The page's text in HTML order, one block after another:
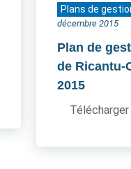
Plans de
décembre 2015
Plan de
de Ricantu-
2015